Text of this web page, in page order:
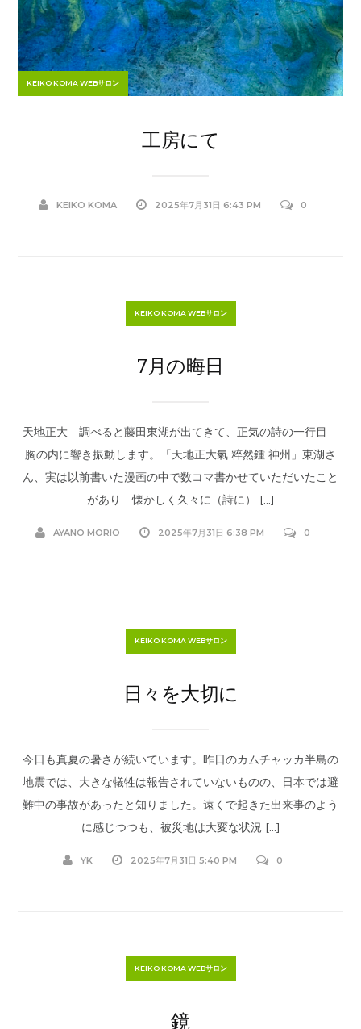
KEIKO KOMA WEBサロン
工房にて
KEIKO KOMA 2025年7月31日 6:43 PM 0
KEIKO KOMA WEBサロン
7月の晦日
天地正大 調べると藤田東湖が出てきて、正気の詩の一行目
胸の内に響き振動します。「天地正大氣 粹然鍾 神州」東湖さ
ん、実は以前書いた漫画の中で数コマ書かせていただいたこと
があり 懐かしく久々に（詩に） […]
AYANO MORIO 2025年7月31日 6:38 PM 0
KEIKO KOMA WEBサロン
日々を大切に
今日も真夏の暑さが続いています。昨日のカムチャッカ半島の
地震では、大きな犠牲は報告されていないものの、日本では避
難中の事故があったと知りました。遠くで起きた出来事のよう
に感じつつも、被災地は大変な状況 […]
YK 2025年7月31日 5:40 PM 0
KEIKO KOMA WEBサロン
鏡